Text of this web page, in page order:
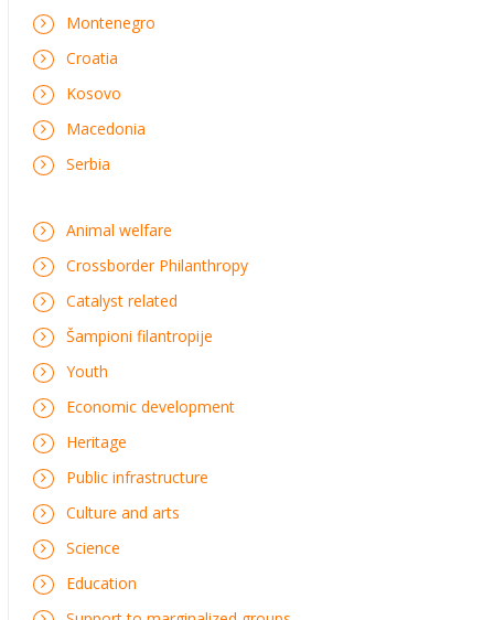
Montenegro
Croatia
Kosovo
Macedonia
Serbia
Animal welfare
Crossborder Philanthropy
Catalyst related
Šampioni filantropije
Youth
Economic development
Heritage
Public infrastructure
Culture and arts
Science
Education